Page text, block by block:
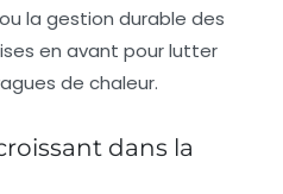
la gestion durable des
en avant pour lutter
de chaleur.
dans la